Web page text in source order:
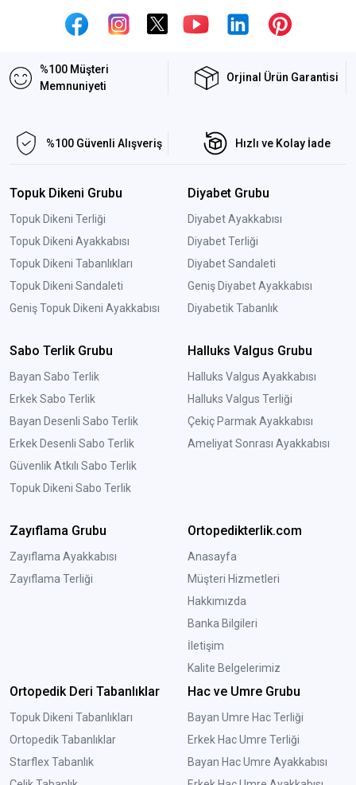
%100 Müşteri
Memnuniyeti
Orjinal Ürün Garantisi
%100 Güvenli Alışveriş Hızlı ve Kolay İade
Topuk Dikeni Grubu
Topuk Dikeni Terliği
Topuk Dikeni Ayakkabısı
Topuk Dikeni Tabanlıkları
Topuk Dikeni Sandaleti
Geniş Topuk Dikeni Ayakkabısı
Diyabet Grubu
Diyabet Ayakkabısı
Diyabet Terliği
Diyabet Sandaleti
Geniş Diyabet Ayakkabısı
Diyabetik Tabanlık
Sabo Terlik Grubu
Bayan Sabo Terlik
Erkek Sabo Terlik
Bayan Desenli Sabo Terlik
Erkek Desenli Sabo Terlik
Güvenlik Atkılı Sabo Terlik
Topuk Dikeni Sabo Terlik
Halluks Valgus Grubu
Halluks Valgus Ayakkabısı
Halluks Valgus Terliği
Çekiç Parmak Ayakkabısı
Ameliyat Sonrası Ayakkabısı
Zayıflama Grubu
Zayıflama Ayakkabısı
Zayıflama Terliği
Ortopedikterlik.com
Anasayfa
Müşteri Hizmetleri
Hakkımızda
Banka Bilgileri
İletişim
Kalite Belgelerimiz
Ortopedik Deri Tabanlıklar
Topuk Dikeni Tabanlıkları
Ortopedik Tabanlıklar
Starflex Tabanlık
Hac ve Umre Grubu
Bayan Umre Hac Terliği
Erkek Hac Umre Terliği
Bayan Hac Umre Ayakkabısı